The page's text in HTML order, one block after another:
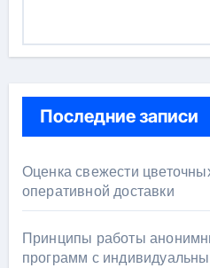
Последние записи
Оценка свежести
оперативной доставки
Принципы работы
программ с